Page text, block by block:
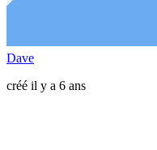
Dave
créé il y a 6 ans